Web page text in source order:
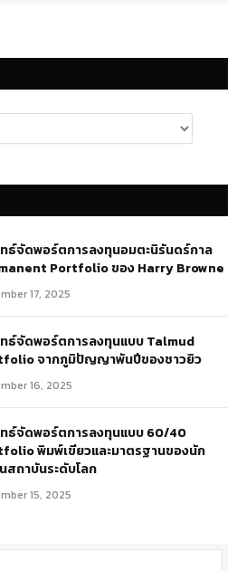
ธ์​จัดพอร์ตการลงทุนอมตะนิรันดร์กาล
Portfolio ของ Harry Browne
17, 2025
ธ์จัดพอร์ตการลงทุนแบบ Talmud
จากภูมิปัญญาพันปีของชาวยิว
16, 2025
ธ์จัดพอร์ตการลงทุนแบบ 60/40
พิมพ์เขียวและมาตรฐานของนัก
สถาบันระดับโลก
15, 2025